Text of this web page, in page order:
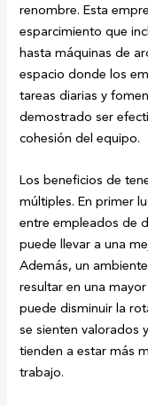
renombre. Esta
esparcimiento que
hasta máquinas de
espacio donde los
tareas diarias y
demostrado ser
cohesión del equipo.
Los beneficios de
múltiples. En primer
entre empleados de
puede llevar a una
Además, un
resultar en una
puede disminuir la
se sienten valorados
tienden a estar más
trabajo.